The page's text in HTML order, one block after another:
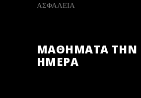
ΑΣΦΑΛΕΙΑ
ΜΑΘΗΜΑΤΑ ΤΗΝ
ΗΜΕΡΑ